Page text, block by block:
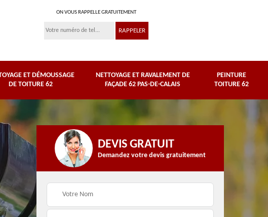
ON VOUS RAPPELLE GRATUITEMENT
ET DÉMOUSSAGE
DE TOITURE 62
NETTOYAGE ET RAVALEMENT DE
FAÇADE 62 PAS-DE-CALAIS
PEINTURE
TOITURE 62
et
de
62
62 Pas-de-Calais
DEVIS GRATUIT
Demandez votre devis gratuitement